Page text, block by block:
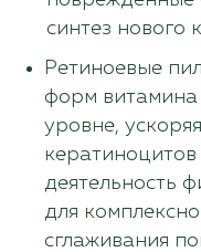
синтез нового
Ретиноевые
форм витамина
уровне,
деятельность
для
сглаживания